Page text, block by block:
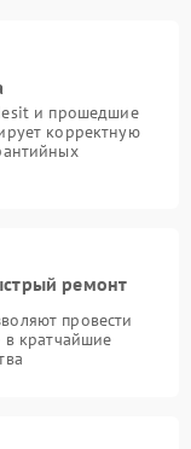
и прошедшие
корректную
ремонт
провести
в кратчайшие